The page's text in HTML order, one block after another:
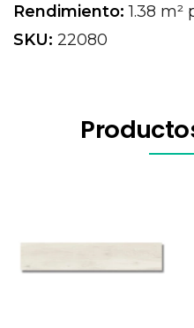
Rendimiento: 1.38 m²
SKU: 22080